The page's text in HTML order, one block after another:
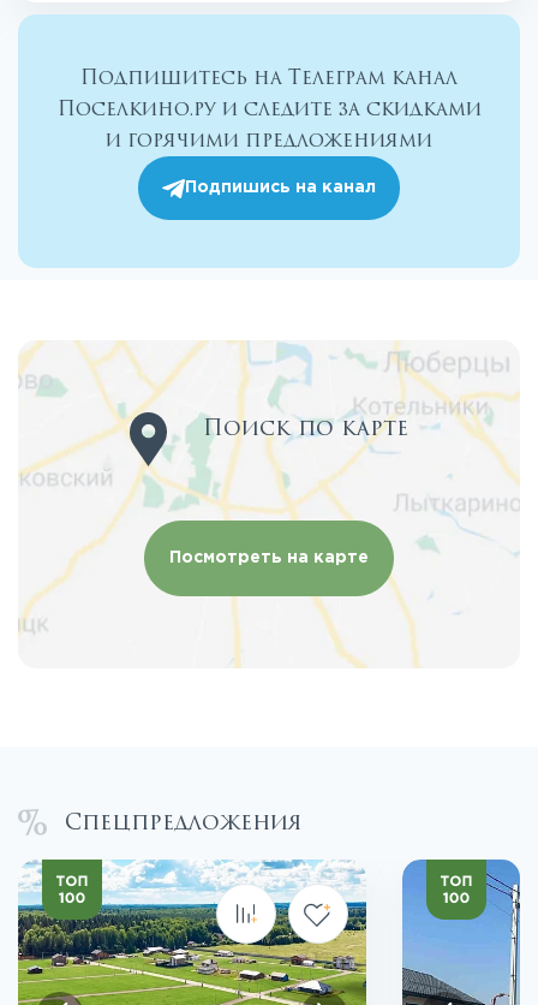
Подпишитесь на Телеграм канал
Поселкино.ру и следите за скидками
и горячими предложениями
Подпишись на канал
Поиск по карте
Посмотреть на карте
Спецпредложения